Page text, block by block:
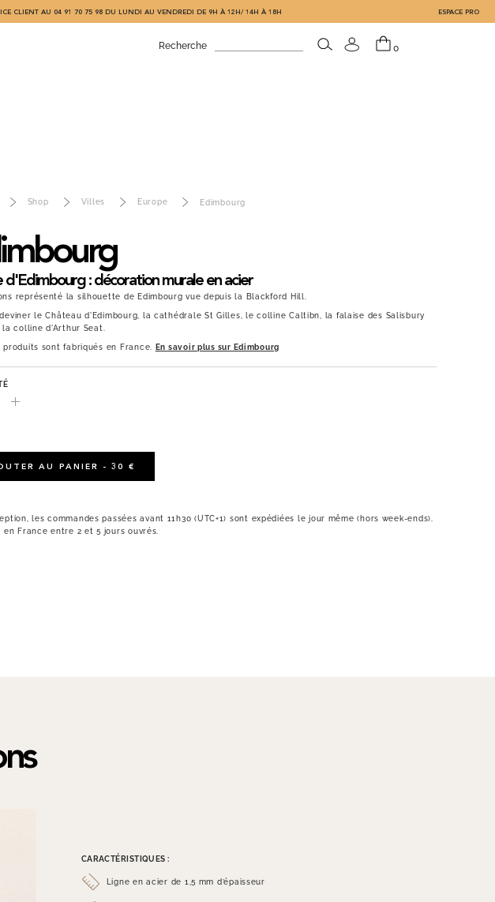
CLIENT AU 04 91 70 75 98 DU LUNDI AU VENDREDI DE 9H À 12H/ 14H À 18H ESPACE PRO
Recherche 0
Shop Villes Europe Edimbourg
d'Edimbourg : décoration murale en acier
représenté la silhouette de Edimbourg vue depuis la Blackford Hill.
le Château d'Edimbourg, la cathédrale St Gilles, le colline Caltibn, la falaise des Salisbury
la colline d'Arthur Seat.
produits sont fabriqués en France. En savoir plus sur Edimbourg
AU PANIER - 30 €
les commandes passées avant 11h30 (UTC+1) sont expédiées le jour même (hors week-ends).
en France entre 2 et 5 jours ouvrés.
CARACTÉRISTIQUES :
Ligne en acier de 1,5 mm d’épaisseur